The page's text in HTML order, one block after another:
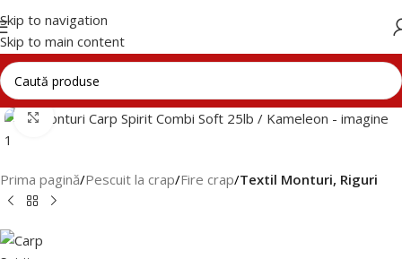
Skip to navigation
Skip to main content
Click to enlarge
Prima pagină Pescuit la crap Fire crap Textil Monturi, Riguri